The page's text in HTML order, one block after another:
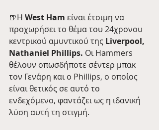
🍺H West Ham είναι έτοιμη να
προχωρήσει το θέμα του 24χρονου
κεντρικού αμυντικού της Liverpool,
Nathaniel Phillips. Οι Hammers
θέλουν οπωσδήποτε σέντερ μπακ
τον Γενάρη και ο Phillips, ο οποίος
είναι θετικός σε αυτό το
ενδεχόμενο, φαντάζει ως η ιδανική
λύση αυτή τη στιγμή.